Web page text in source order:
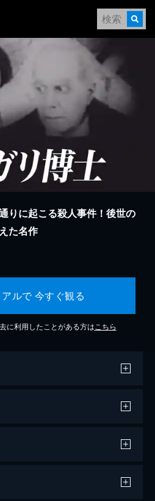
りに起こる殺人事件！後世の
た名作
ルで 今すぐ観る
に利用したことがある方は こちら